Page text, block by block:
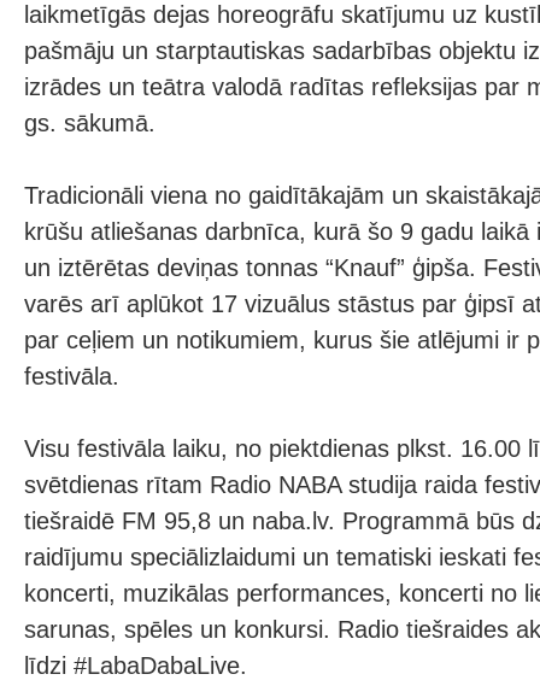
laikmetīgās dejas horeogrāfu skatījumu uz
pašmāju un starptautiskas sadarbības objektu
izrādes un teātra valodā radītas refleksijas par
gs. sākumā.
Tradicionāli viena no gaidītākajām un
krūšu atliešanas darbnīca, kurā šo 9 gadu laikā
un iztērētas deviņas tonnas “Knauf” ģipša.
varēs arī aplūkot 17 vizuālus stāstus par ģipsī
par ceļiem un notikumiem, kurus šie atlējumi ir
festivāla.
Visu festivāla laiku, no piektdienas plkst. 16.00
svētdienas rītam Radio NABA studija raida
tiešraidē FM 95,8 un naba.lv. Programmā būs
raidījumu speciālizlaidumi un tematiski ieskati
koncerti, muzikālas performances, koncerti no
sarunas, spēles un konkursi. Radio tiešraides
līdzi #LabaDabaLive.